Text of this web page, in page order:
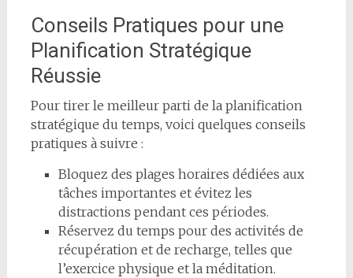
Conseils Pratiques pour une
Planification Stratégique
Réussie
Pour tirer le meilleur parti de la planification
stratégique du temps, voici quelques conseils
pratiques à suivre :
Bloquez des plages horaires dédiées aux
tâches importantes et évitez les
distractions pendant ces périodes.
Réservez du temps pour des activités de
récupération et de recharge, telles que
l’exercice physique et la méditation.